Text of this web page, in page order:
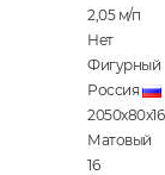
2,05 м/п
Нет
Фигурный
Россия
2050x80x16
Матовый
16